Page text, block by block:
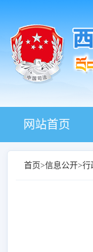
网站首页
首页>信息公开>行